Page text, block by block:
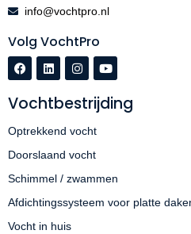
info@vochtpro.nl
Volg VochtPro
Vochtbestrijding
Optrekkend vocht
Doorslaand vocht
Schimmel / zwammen
Afdichtingssysteem voor platte
Vocht in huis